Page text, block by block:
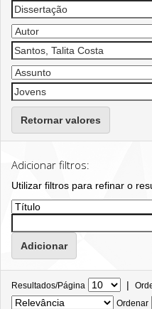
Retornar valores
Adicionar filtros:
Utilizar filtros para refinar o
Resultados/Página |
Ordenar